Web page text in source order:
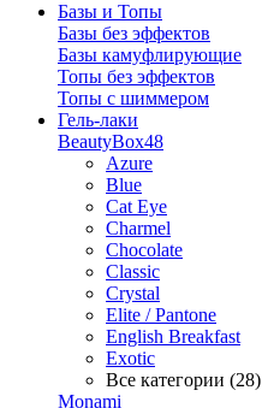
Базы и Топы
Базы без эффектов
Базы камуфлирующие
Топы без эффектов
Топы с шиммером
Гель-лаки
BeautyBox48
Azure
Blue
Cat Eye
Charmel
Chocolate
Classic
Crystal
Elite / Pantone
English Breakfast
Exotic
Все категории (28)
Monami